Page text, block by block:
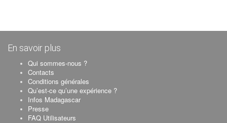
En savoir plus
Qui sommes-nous ?
Contacts
Conditions générales
Qu’est-ce qu’une expérience ?
Infos Madagascar
Presse
FAQ Utilisateurs